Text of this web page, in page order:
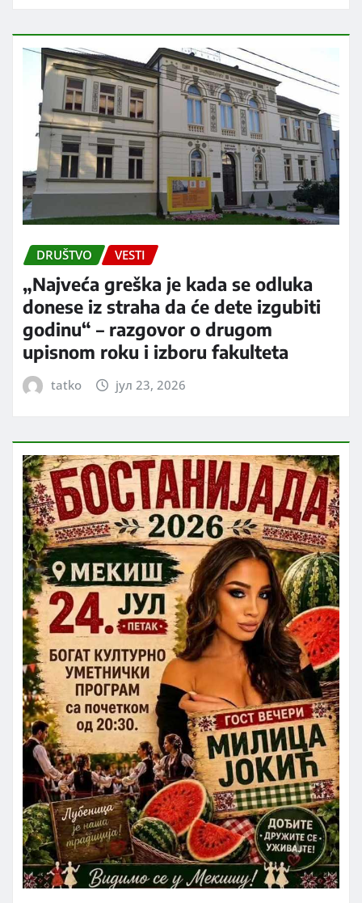
DRUŠTVO VESTI
„Najveća greška je kada se odluka
donese iz straha da će dete izgubiti
godinu“ – razgovor o drugom
upisnom roku i izboru fakulteta
tatko јул 23, 2026